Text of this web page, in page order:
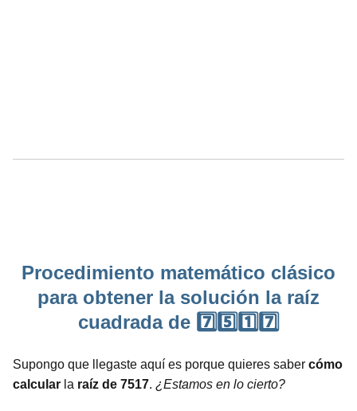
Procedimiento matemático clásico
para obtener la solución la raíz
cuadrada de 7️⃣5️⃣1️⃣7️⃣
Supongo que llegaste aquí es porque quieres saber cómo
calcular la raíz de 7517. ¿Estamos en lo cierto?